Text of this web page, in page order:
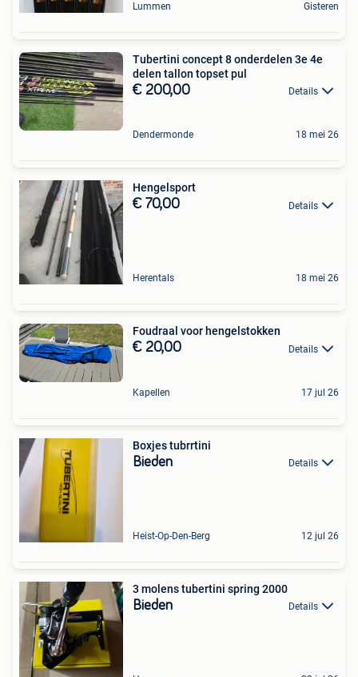
Lummen Gisteren
Tubertini concept 8 onderdelen 3e 4e
delen tallon topset pul
€ 200,00 Details
Dendermonde 18 mei 26
Hengelsport
€ 70,00 Details
Herentals 18 mei 26
Foudraal voor hengelstokken
€ 20,00 Details
Kapellen 17 jul 26
Boxjes tubrrtini
Bieden Details
Heist-Op-Den-Berg 12 jul 26
3 molens tubertini spring 2000
Bieden Details